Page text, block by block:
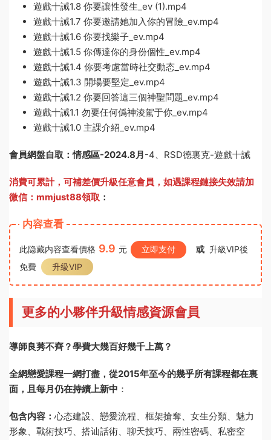
遊戲十誡1.8 你要讓性發生_ev (1).mp4
遊戲十誡1.7 你要邀請她加入你的冒險_ev.mp4
遊戲十誡1.6 你要找樂子_ev.mp4
遊戲十誡1.5 你傳達你的身份個性_ev.mp4
遊戲十誡1.4 你要考慮當時社交動态_ev.mp4
遊戲十誡1.3 開場要堅定_ev.mp4
遊戲十誡1.2 你要回答這三個神聖問題_ev.mp4
遊戲十誡1.1 勿要任何僞神淩駕于你_ev.mp4
遊戲十誡1.0 主課介紹_ev.mp4
會員網盤自取：情感區-2024.8月 -4、RSD德裏克-遊戲十誡
消費可累計，可補差價升級任意會員， 如遇課程鏈接失效請加
微信：mmjust88領取 ：
内容查看
此隐藏内容查看價格 9.9 元 立即支付 或 升級VIP後
免費
升級VIP
更多的小夥伴升級情感資源會員
導師良莠不齊？學費大幾百好幾千上萬？
全網戀愛課程一網打盡，從2015年至今的幾乎所有課程都在裏
面，且每月仍在持續上新中 ：
包含内容： 心态建設、戀愛流程、框架搶奪、女生分類、魅力
形象、戰術技巧、搭讪話術、聊天技巧、兩性密碼、私密空